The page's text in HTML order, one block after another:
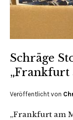
Schräge
„Frankfurt
Veröffentlicht von
„Frankfurt am